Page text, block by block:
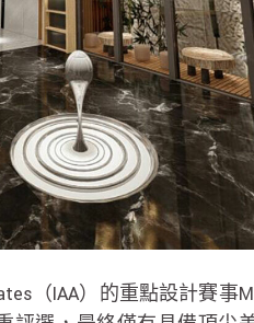
（IAA）的重點設計賽